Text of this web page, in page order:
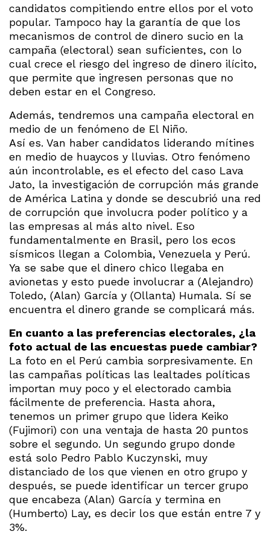
candidatos compitiendo entre ellos por el voto
popular. Tampoco hay la garantía de que los
mecanismos de control de dinero sucio en la
campaña (electoral) sean suficientes, con lo
cual crece el riesgo del ingreso de dinero ilícito,
que permite que ingresen personas que no
deben estar en el Congreso.
Además, tendremos una campaña electoral en
medio de un fenómeno de El Niño.
Así es. Van haber candidatos liderando mítines
en medio de huaycos y lluvias. Otro fenómeno
aún incontrolable, es el efecto del caso Lava
Jato, la investigación de corrupción más grande
de América Latina y donde se descubrió una red
de corrupción que involucra poder político y a
las empresas al más alto nivel. Eso
fundamentalmente en Brasil, pero los ecos
sísmicos llegan a Colombia, Venezuela y Perú.
Ya se sabe que el dinero chico llegaba en
avionetas y esto puede involucrar a (Alejandro)
Toledo, (Alan) García y (Ollanta) Humala. Sí se
encuentra el dinero grande se complicará más.
En cuanto a las preferencias electorales, ¿la
foto actual de las encuestas puede cambiar?
La foto en el Perú cambia sorpresivamente. En
las campañas políticas las lealtades políticas
importan muy poco y el electorado cambia
fácilmente de preferencia. Hasta ahora,
tenemos un primer grupo que lidera Keiko
(Fujimori) con una ventaja de hasta 20 puntos
sobre el segundo. Un segundo grupo donde
está solo Pedro Pablo Kuczynski, muy
distanciado de los que vienen en otro grupo y
después, se puede identificar un tercer grupo
que encabeza (Alan) García y termina en
(Humberto) Lay, es decir los que están entre 7 y
3%.